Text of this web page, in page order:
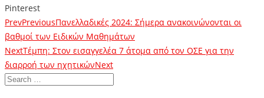
Pinterest
PrevPreviousΠανελλαδικές 2024: Σήμερα ανακοινώνονται οι
βαθμοί των Ειδικών Μαθημάτων
NextΤέμπη: Στον εισαγγελέα 7 άτομα από τον ΟΣΕ για την
διαρροή των ηχητικώνNext